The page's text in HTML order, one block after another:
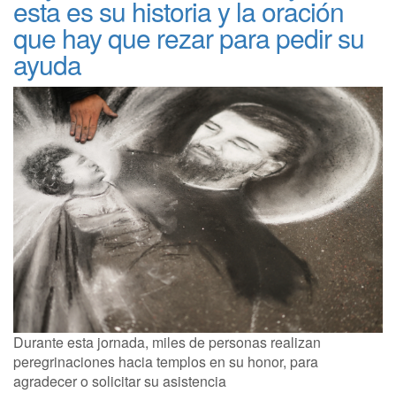
esta es su historia y la oración
que hay que rezar para pedir su
ayuda
Durante esta jornada, miles de personas realizan
peregrinaciones hacia templos en su honor, para
agradecer o solicitar su asistencia